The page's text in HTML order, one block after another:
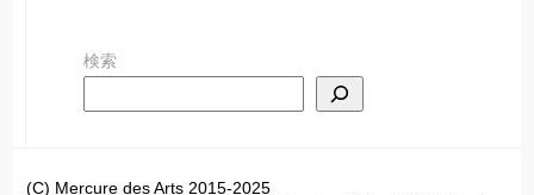
イ
検索
(C) Mercure des Arts 2015-2025